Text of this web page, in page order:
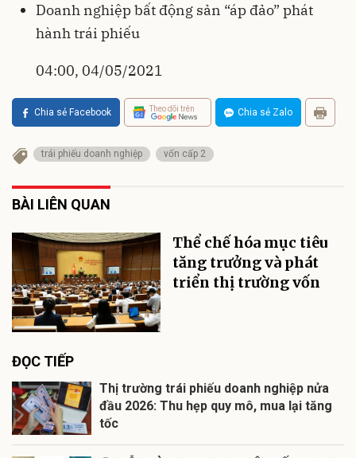
Doanh nghiệp bất động sản “áp đảo” phát
hành trái phiếu
04:00, 04/05/2021
Chia sẻ Facebook Theo dõi trên Chia sẻ Zalo
trái phiếu doanh nghiệp vốn cấp 2
BÀI LIÊN QUAN
Thể chế hóa mục tiêu
tăng trưởng và phát
triển thị trường vốn
ĐỌC TIẾP
Thị trường trái phiếu doanh nghiệp nửa
đầu 2026: Thu hẹp quy mô, mua lại tăng
tốc